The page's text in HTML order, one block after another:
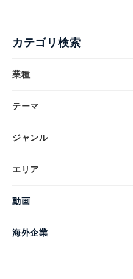
カテゴリ検索
業種
テーマ
ジャンル
エリア
動画
海外企業